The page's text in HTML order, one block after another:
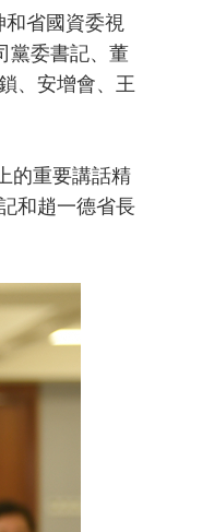
和省國資委視
黨委書記、董
、安增會、王
的重要講話精
和趙一德省長